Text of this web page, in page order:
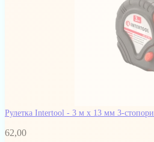
Рулетка Intertool - 3 м х 13 мм 3-стопори
62,00